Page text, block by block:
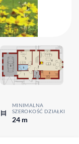
MINIMALNA
SZEROKOŚĆ DZIAŁKI
24 m